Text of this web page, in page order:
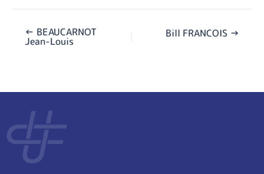
← BEAUCARNOT
Jean-Louis
Bill FRANCOIS →